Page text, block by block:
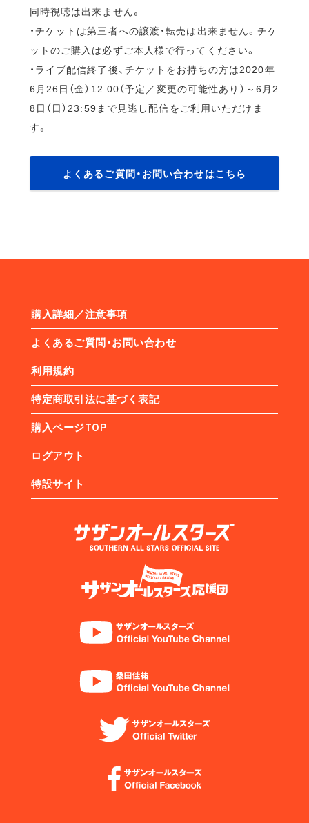
同時視聴は出来ません。
・チケットは第三者への譲渡・転売は出来ません。チケ
ットのご購入は必ずご本人様で行ってください。
・ライブ配信終了後、チケットをお持ちの方は2020年
6月26日（金）12:00（予定／変更の可能性あり）～6月2
8日（日）23:59まで見逃し配信をご利用いただけま
す。
よくあるご質問・お問い合わせはこちら
購入詳細／注意事項
よくあるご質問・お問い合わせ
利用規約
特定商取引法に基づく表記
購入ページTOP
ログアウト
特設サイト